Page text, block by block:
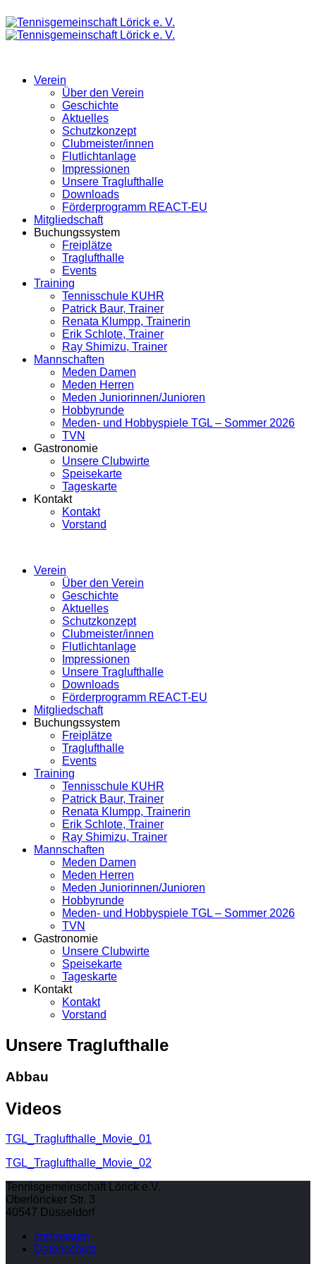
Verein
Über den Verein
Geschichte
Aktuelles
Schutzkonzept
Clubmeister/innen
Flutlichtanlage
Impressionen
Unsere Traglufthalle
Downloads
Förderprogramm REACT-EU
Mitgliedschaft
Buchungssystem
Freiplätze
Traglufthalle
Events
Training
Tennisschule KUHR
Patrick Baur, Trainer
Renata Klumpp, Trainerin
Erik Schlote, Trainer
Ray Shimizu, Trainer
Mannschaften
Meden Damen
Meden Herren
Meden Juniorinnen/Junioren
Hobbyrunde
Meden- und Hobbyspiele TGL – Sommer 2026
TVN
Gastronomie
Unsere Clubwirte
Speisekarte
Tageskarte
Kontakt
Kontakt
Vorstand
Verein
Über den Verein
Geschichte
Aktuelles
Schutzkonzept
Clubmeister/innen
Flutlichtanlage
Impressionen
Unsere Traglufthalle
Downloads
Förderprogramm REACT-EU
Mitgliedschaft
Buchungssystem
Freiplätze
Traglufthalle
Events
Training
Tennisschule KUHR
Patrick Baur, Trainer
Renata Klumpp, Trainerin
Erik Schlote, Trainer
Ray Shimizu, Trainer
Mannschaften
Meden Damen
Meden Herren
Meden Juniorinnen/Junioren
Hobbyrunde
Meden- und Hobbyspiele TGL – Sommer 2026
TVN
Gastronomie
Unsere Clubwirte
Speisekarte
Tageskarte
Kontakt
Kontakt
Vorstand
Unsere Traglufthalle
Abbau
Videos
TGL_Traglufthalle_Movie_01
TGL_Traglufthalle_Movie_02
Tennisgemeinschaft Lörick e.V.
Oberlöricker Str. 3
40547 Düsseldorf
Impressum
Datenschutz